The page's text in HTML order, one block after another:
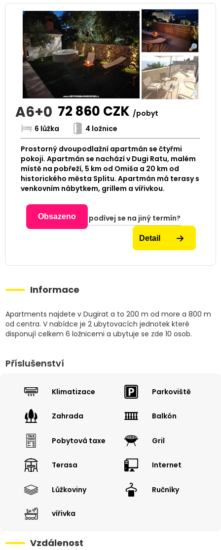
A6+0 72 860 CZK /pobyt
6 lůžka
4 ložnice
Prostorný dvoupodlažní apartmán se čtyřmi
pokoji. Apartmán se nachází v Dugi Ratu, malém
místě na pobřeží, 5 km od Omiša a 20 km od
historického města Splitu. Apartmán má terasy s
venkovním nábytkem, grillem a vířivkou.
Obsazeno podívej se na jiný termín?
Detail
Informace
Apartments najdete v Dugirat a to 200 m od more a 800 m
od centra. V nabídce je 2 ubytovacích jednotek které
disponují celkem 6 ložnicemi a ubytuje se zde 10 osob.
Příslušenství
Klimatizace Parkoviště
Zahrada Balkón
Pobytová taxe Gril
Terasa Internet
Lůžkoviny Ručníky
vířivka
Vzdálenost